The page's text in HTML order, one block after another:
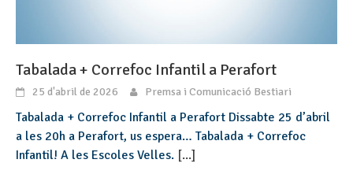
Tabalada + Correfoc Infantil a Perafort
25 d'abril de 2026 Premsa i Comunicació Bestiari
Tabalada + Correfoc Infantil a Perafort Dissabte 25 d’abril
a les 20h a Perafort, us espera… Tabalada + Correfoc
Infantil! A les Escoles Velles. [...]